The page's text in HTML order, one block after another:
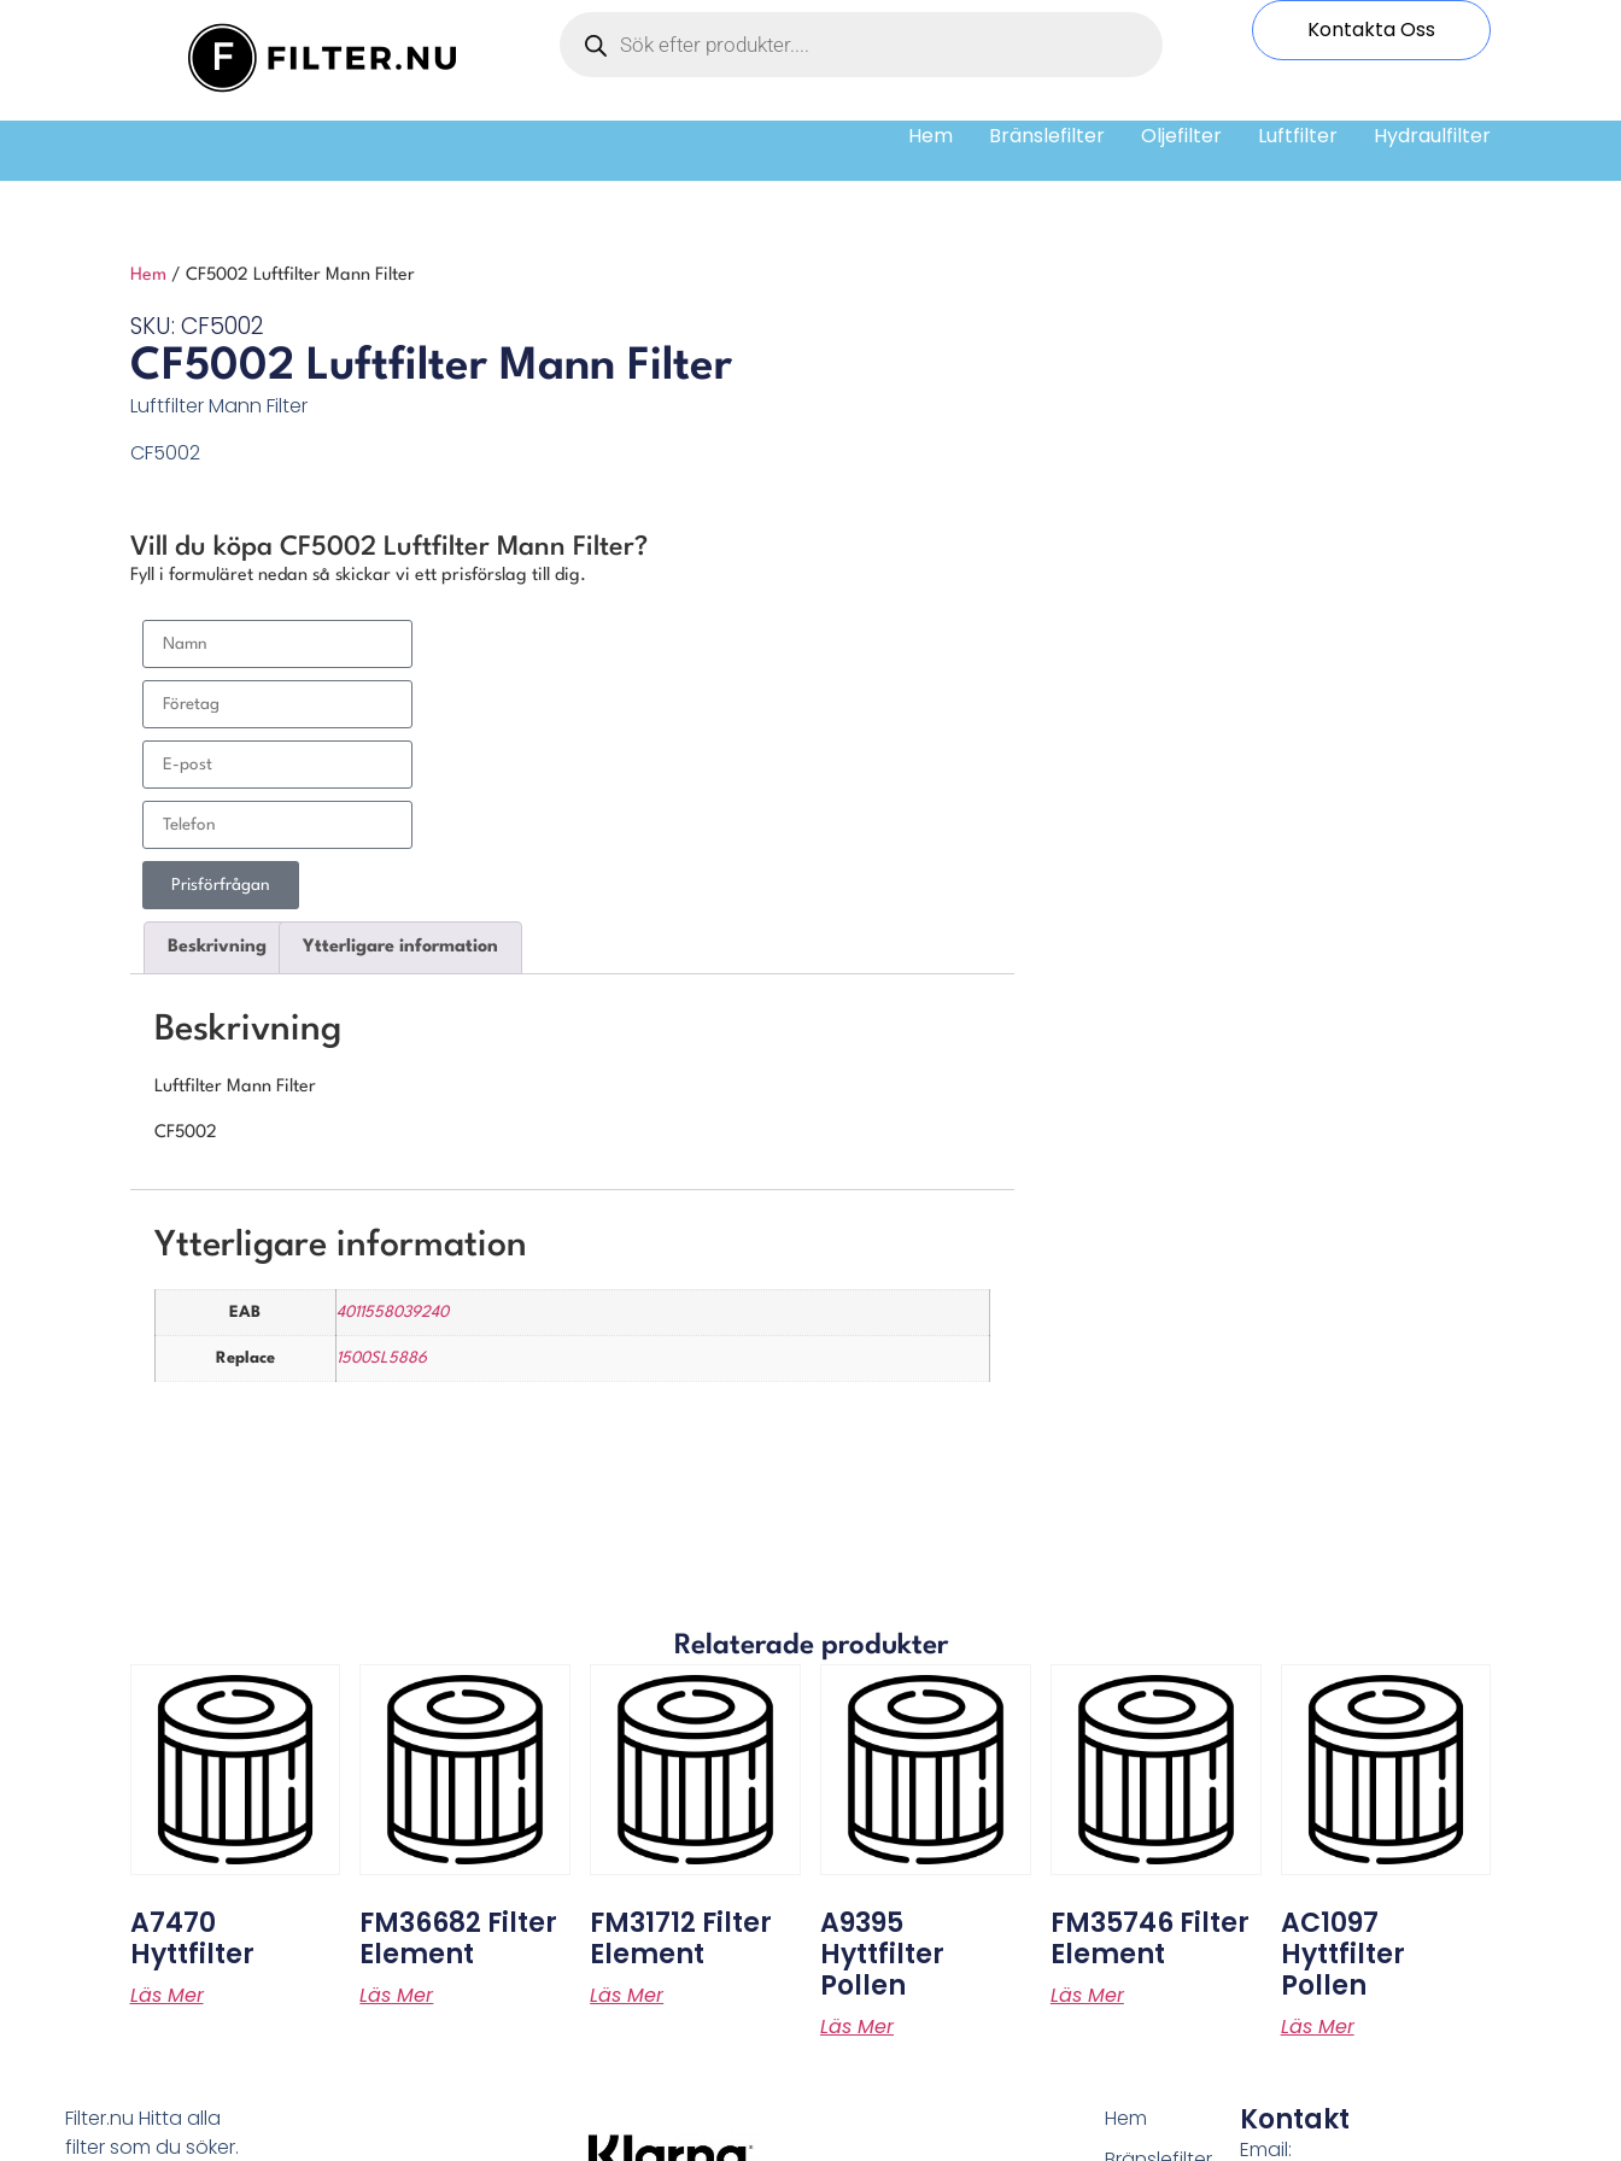
Kontakta Oss
Hem Bränslefilter Oljefilter Luftfilter Hydraulfilter
Hem / CF5002 Luftfilter Mann Filter
SKU: CF5002
CF5002 Luftfilter Mann Filter
Luftfilter Mann Filter
CF5002
Vill du köpa CF5002 Luftfilter Mann Filter?
Fyll i formuläret nedan så skickar vi ett prisförslag till dig.
Prisförfrågan
Beskrivning Ytterligare information
Beskrivning
Luftfilter Mann Filter
CF5002
Ytterligare information
EAB 4011558039240
Replace 1500SL5886
Relaterade produkter
A7470
Hyttfilter
Läs Mer
FM36682 Filter
Element
Läs Mer
FM31712 Filter
Element
Läs Mer
A9395
Hyttfilter
Pollen
Läs Mer
FM35746 Filter
Element
Läs Mer
AC1097
Hyttfilter
Pollen
Läs Mer
Filter.nu Hitta alla
filter som du söker.
Hem
Kontakt
Email: